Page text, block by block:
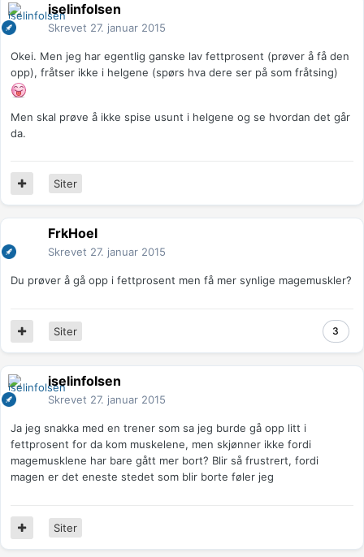
iselinfolsen
Skrevet 27. januar 2015
Okei. Men jeg har egentlig ganske lav fettprosent (prøver å få den
opp), fråtser ikke i helgene (spørs hva dere ser på som fråtsing)
Men skal prøve å ikke spise usunt i helgene og se hvordan det går
da.
Siter
FrkHoel
Skrevet 27. januar 2015
Du prøver å gå opp i fettprosent men få mer synlige magemuskler?
3
Siter
iselinfolsen
Skrevet 27. januar 2015
Ja jeg snakka med en trener som sa jeg burde gå opp litt i
fettprosent for da kom muskelene, men skjønner ikke fordi
magemusklene har bare gått mer bort? Blir så frustrert, fordi
magen er det eneste stedet som blir borte føler jeg
Siter